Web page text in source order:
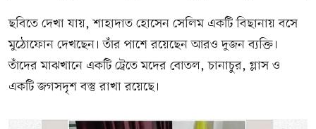
ছবিতে দেখা যায়, শাহাদাত হোসেন সেলিম একটি বিছানায় বসে
মুঠোফোন দেখছেন। তাঁর পাশে রয়েছেন আরও দুজন ব্যক্তি।
তাঁদের মাঝখানে একটি ট্রেতে মদের বোতল, চানাচুর, গ্লাস ও
একটি জগসদৃশ বস্তু রাখা রয়েছে।